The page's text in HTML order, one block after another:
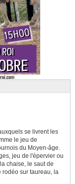
se livrent les
le jeu de
du Moyen-âge.
jeu de l'épervier ou
chaise, le saut de
rodéo sur taureau, la